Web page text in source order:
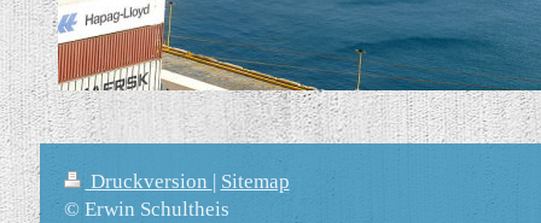
Druckversion
Sitemap
© Erwin Schultheis